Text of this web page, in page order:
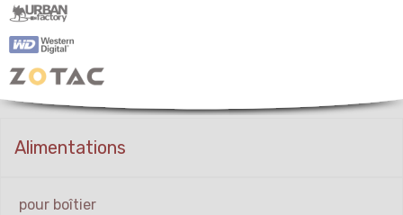
Alimentations
pour boîtier